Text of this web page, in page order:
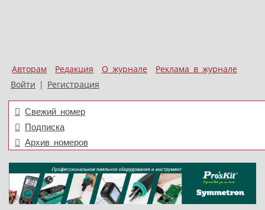
Авторам Редакция О журнале
Реклама в журнале
Войти | Регистрация
Свежий номер
Подписка
Архив номеров